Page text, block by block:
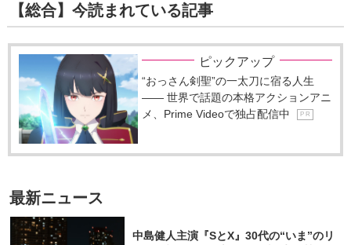
【総合】今読まれている記事
ピックアップ
“おっさん剣聖”の一太刀に宿る人生
―― 世界で話題の本格アクションアニ
メ、Prime Videoで独占配信中
P R
最新ニュース
中島健人主演『SとX』30代の“いま”のリ